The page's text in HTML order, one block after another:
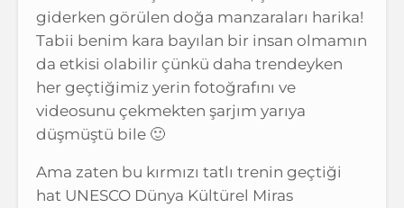
giderken görülen doğa manzaraları harika!
Tabii benim kara bayılan bir insan olmamın
da etkisi olabilir çünkü daha trendeyken
her geçtiğimiz yerin fotoğrafını ve
videosunu çekmekten şarjım yarıya
düşmüştü bile 🙂
Ama zaten bu kırmızı tatlı trenin geçtiği
hat UNESCO Dünya Kültürel Miras